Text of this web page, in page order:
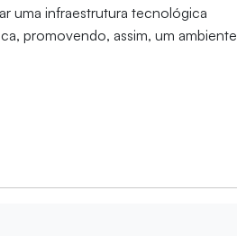
uma infraestrutura tecnológica
promovendo, assim, um ambiente